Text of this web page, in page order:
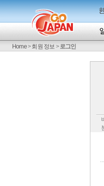
Home>회원 정보 >로그인